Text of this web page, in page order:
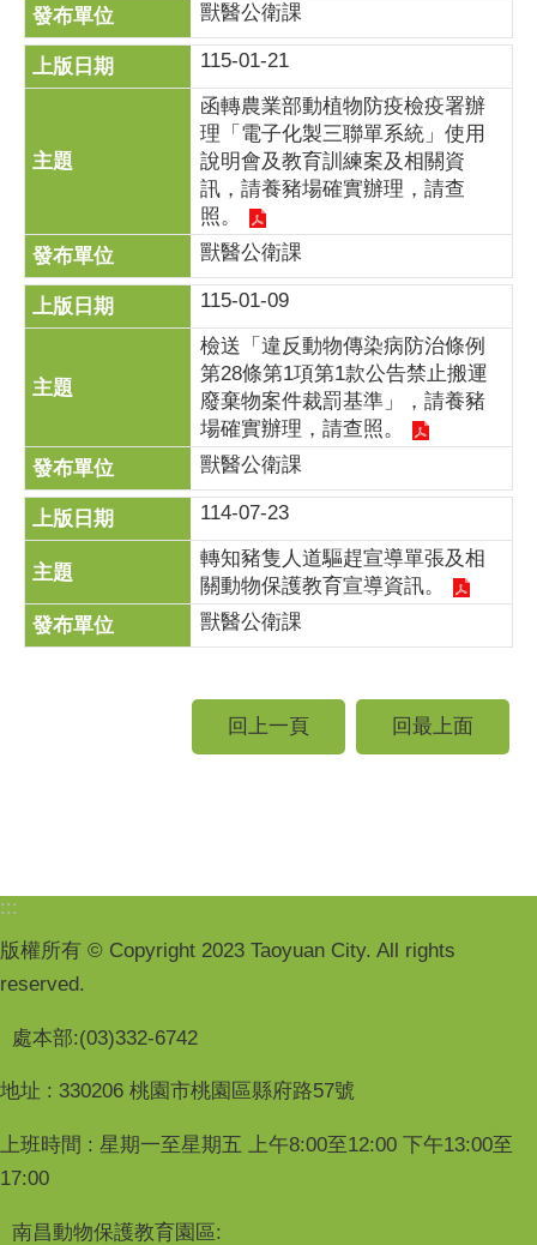
獸醫公衛課
115-01-21
函轉農業部動植物防疫檢疫署辦
理「電子化製三聯單系統」使用
說明會及教育訓練案及相關資
訊，請養豬場確實辦理，請查
照。
獸醫公衛課
115-01-09
檢送「違反動物傳染病防治條例
第28條第1項第1款公告禁止搬運
廢棄物案件裁罰基準」，請養豬
場確實辦理，請查照。
獸醫公衛課
114-07-23
轉知豬隻人道驅趕宣導單張及相
關動物保護教育宣導資訊。
獸醫公衛課
回上一頁 回最上面
:::
版權所有 © Copyright 2023 Taoyuan City. All rights
reserved.
處本部:(03)332-6742
地址 : 330206 桃園市桃園區縣府路57號
上班時間 : 星期一至星期五 上午8:00至12:00 下午13:00至
17:00
南昌動物保護教育園區: